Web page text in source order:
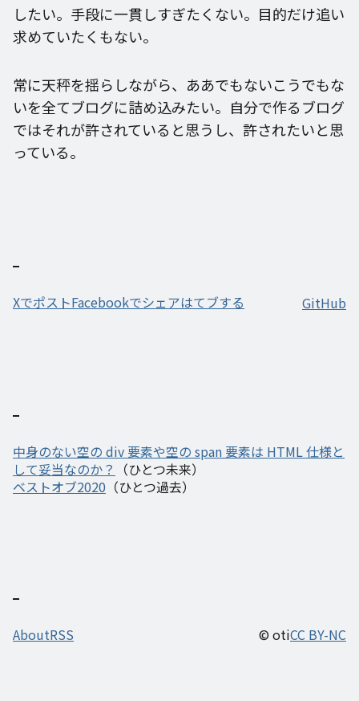
したい。手段に一貫しすぎたくない。目的だけ追い
求めていたくもない。
常に天秤を揺らしながら、ああでもないこうでもな
いを全てブログに詰め込みたい。自分で作るブログ
ではそれが許されていると思うし、許されたいと思
っている。
XでポストFacebookでシェアはてブする GitHub
中身のない空の div 要素や空の span 要素は HTML 仕様と
して妥当なのか？
（ひとつ未来）
ベストオブ2020 （ひとつ過去）
AboutRSS © otiCC BY-NC